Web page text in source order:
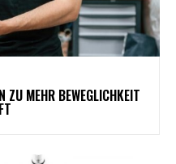
ZU MEHR BEWEGLICHKEIT